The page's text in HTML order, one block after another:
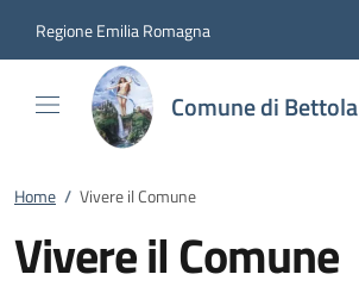
Regione Emilia Romagna
Comune di Bettola
Home / Vivere il Comune
Vivere il Comune